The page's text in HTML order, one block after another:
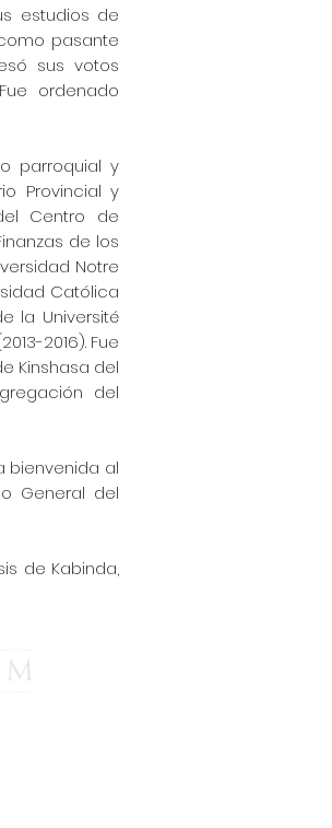
estudios de
pasante
sus votos
ordenado
parroquial y
Provincial y
Centro de
de los
Notre
Católica
la Université
2016). Fue
Kinshasa del
del
bienvenida al
General del
de Kabinda,